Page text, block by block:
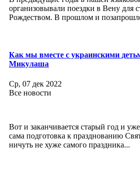
организовывали поездки в Вену для
Рождеством. В прошлом и
Как мы вместе с украинскими
Микулаша
Ср, 07 дек 2022
Все новости
Вот и заканчивается старый год и
сама подготовка к празднованию
ничуть не хуже самого праздника...